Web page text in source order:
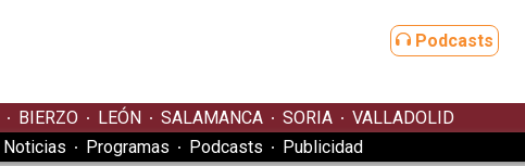
Podcasts
BIERZO LEÓN SALAMANCA SORIA
VALLADOLID
Noticias Programas Podcasts Publicidad